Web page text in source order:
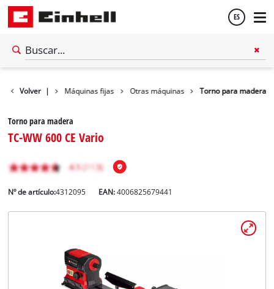
ES
Volver |
Taller Máquinas fijas Otras máquinas Torno para madera
Torno para madera
TC-WW 600 CE Vario
Nº de artículo:4312095 EAN:4006825679441